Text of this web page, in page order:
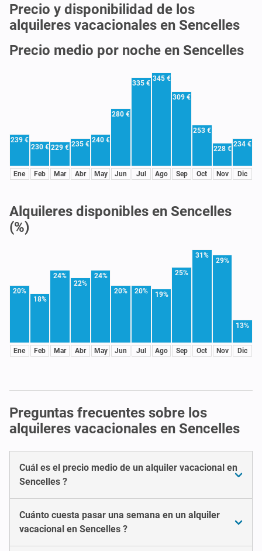
Precio y disponibilidad de los
alquileres vacacionales en Sencelles
Precio medio por noche en Sencelles
239 €
Ene
230 €
Feb
229 €
Mar
235 €
Abr
240 €
May
280 €
Jun
335 €
Jul
345 €
Ago
309 €
Sep
253 €
Oct
228 €
Nov
234 €
Dic
Alquileres disponibles en Sencelles
(%)
20%
Ene
18%
Feb
24%
Mar
22%
Abr
24%
May
20%
Jun
20%
Jul
19%
Ago
25%
Sep
31%
Oct
29%
Nov
13%
Dic
Preguntas frecuentes sobre los
alquileres vacacionales en Sencelles
Cuál es el precio medio de un alquiler vacacional en
Sencelles ?
Cuánto cuesta pasar una semana en un alquiler
vacacional en Sencelles ?